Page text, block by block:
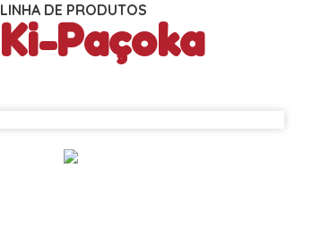
LINHA DE PRODUTOS
Ki-Paçoka